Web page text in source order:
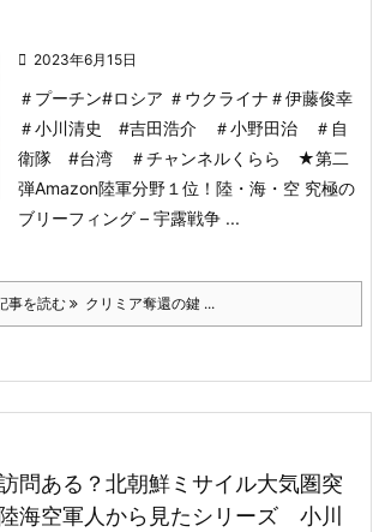
 2023年6月15日
＃プーチン#ロシア ＃ウクライナ＃伊藤俊幸
＃小川清史 #吉田浩介 ＃小野田治 ＃自
衛隊 #台湾 ＃チャンネルくらら ★第二
弾Amazon陸軍分野１位！ 陸・海・空 究極の
ブリーフィング – 宇露戦争 ...
事を読む クリミア奪還の鍵 ...
問ある？北朝鮮ミサイル大気圏突
空軍人から見たシリーズ 小川